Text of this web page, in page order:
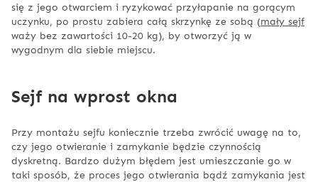
się z jego otwarciem i ryzykować przyłapanie na gorącym
uczynku, po prostu zabiera całą skrzynkę ze sobą (mały sejf
waży bez zawartości 10-20 kg), by otworzyć ją w
wygodnym dla siebie miejscu.
Sejf na wprost okna
Przy montażu sejfu koniecznie trzeba zwrócić uwagę na to,
czy jego otwieranie i zamykanie będzie czynnością
dyskretną. Bardzo dużym błędem jest umieszczanie go w
taki sposób, że proces jego otwierania bądź zamykania jest